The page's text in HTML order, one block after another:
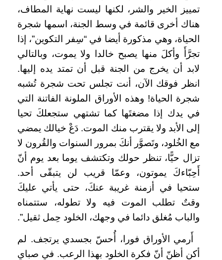
تمييز الخير والشر، لكنها ليست نهاية المطاف،
هناك أخرى قائمة في وسط الجنة، اسمها شجرة
الحياة، وهي مذكورة أيضا في “سِفر التكوين”، إذا
تجرَّأَ وأكلَ منها يصبح خالدا ولا يموت، وبالتالي
لابد أن يخرج من الجنة قبل أن تمتد يده إليها.
انظر فوقك الآن، أنت تجلس تحت شجرة تُشبه
شجرة الحياة! وهذه الأوراق الملونة الفاتنة التي
في يدك إذا مضغتَها كما تشتهي ستجعلكَ تحيا
إلى الأبد ولا يقترب منك الموت. دَعْ خيالك يمضي
مع الخُلود، وتَصوَّر أنكَ بمرور السنوات والقُرون لا
تزال حيًّا، تنظر حولك وتكتشف يوما بعد يوم أنّ
أَحِبّاءكَ يموتون، وعمّا قريب لن يتبقّى أحد.
ستحيا في أزمنة غريبة عنكَ، حتى يأتي عليكَ
وقتٌ تطلب الموت فيه ولا تطوله، ستتمناه
والباب مُغلق دائما في وجهك، الخلود حِمل ثقيل”.
أَرمي الأوراق فورا، أُحسّ بجسدي يرتجف. لم
أكن أظنّ أنّ فكرة الخلود بهذا الرعب. في صباي